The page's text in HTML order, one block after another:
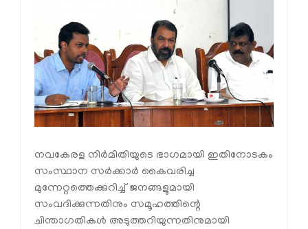
നവകേരള നിര്‍മിതിയുടെ ഭാഗമായി ഇതിനോടകം
സംസ്ഥാന സര്‍ക്കാര്‍ കൈവരിച്ച
മുന്നേറ്റത്തെക്കുറിച്ച് ജനങ്ങളുമായി
സംവദിക്കുന്നതിനും സമൂഹത്തിന്റെ
ചിന്താഗതികള്‍ അടുത്തറിയുന്നതിനുമായി